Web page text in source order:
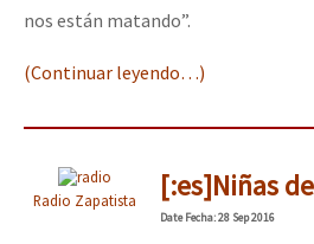
nos están matando”.
(Continuar leyendo…)
Radio Zapatista [:es]Niñas
DateFecha: 28 Sep 2016